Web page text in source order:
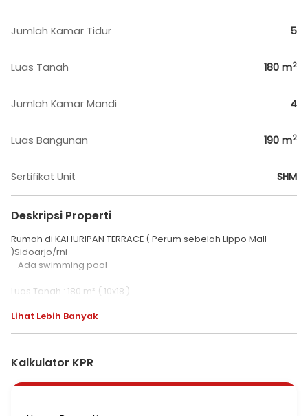
Jumlah Kamar Tidur 5
Luas Tanah 180 m2
Jumlah Kamar Mandi 4
Luas Bangunan 190 m2
Sertifikat Unit SHM
Deskripsi Properti
Rumah di KAHURIPAN TERRACE ( Perum sebelah Lippo Mall
)Sidoarjo/rni
- Ada swimming pool
Luas Tanah : 180 m² ( 10x18 )
Tingkat : 2 Lantai
Legalitas : SHM
Hadap : Selatan
Listrik : 6000 watt
Lihat Lebih Banyak
Kalkulator KPR